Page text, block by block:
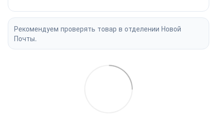
Рекомендуем проверять товар в отделении Новой
Почты.